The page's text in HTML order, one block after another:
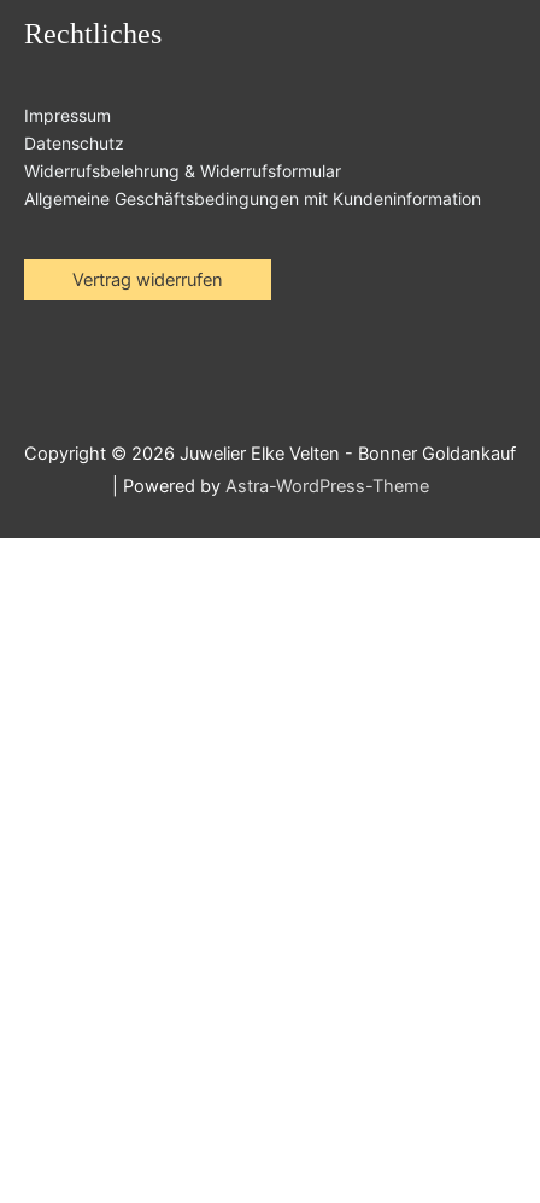
Rechtliches
Impressum
Datenschutz
Widerrufsbelehrung & Widerrufsformular
Allgemeine Geschäftsbedingungen mit Kundeninformation
Vertrag widerrufen
Copyright © 2026 Juwelier Elke Velten - Bonner Goldankauf
| Powered by Astra-WordPress-Theme